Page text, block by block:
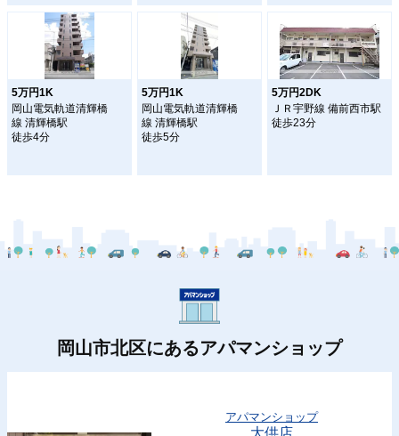
5万円1K
岡山電気軌道清輝橋
線 清輝橋駅
徒歩4分
5万円1K
岡山電気軌道清輝橋
線 清輝橋駅
徒歩5分
5万円2DK
ＪＲ宇野線 備前西市駅
徒歩23分
岡山市北区にあるアパマンショップ
アパマンショップ
大供店